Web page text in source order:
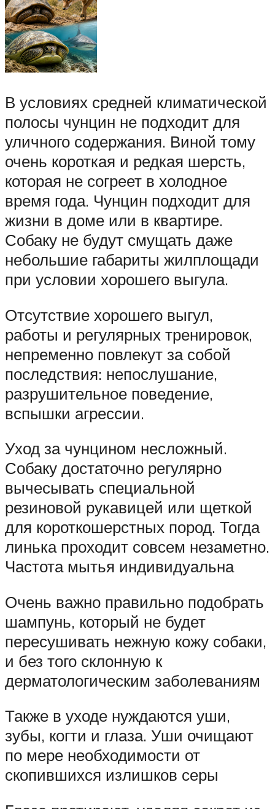
В условиях средней климатической
полосы чунцин не подходит для
уличного содержания. Виной тому
очень короткая и редкая шерсть,
которая не согреет в холодное
время года. Чунцин подходит для
жизни в доме или в квартире.
Собаку не будут смущать даже
небольшие габариты жилплощади
при условии хорошего выгула.
Отсутствие хорошего выгул,
работы и регулярных тренировок,
непременно повлекут за собой
последствия: непослушание,
разрушительное поведение,
вспышки агрессии.
Уход за чунцином несложный.
Собаку достаточно регулярно
вычесывать специальной
резиновой рукавицей или щеткой
для короткошерстных пород. Тогда
линька проходит совсем незаметно.
Частота мытья индивидуальна
Очень важно правильно подобрать
шампунь, который не будет
пересушивать нежную кожу собаки,
и без того склонную к
дерматологическим заболеваниям
Также в уходе нуждаются уши,
зубы, когти и глаза. Уши очищают
по мере необходимости от
скопившихся излишков серы